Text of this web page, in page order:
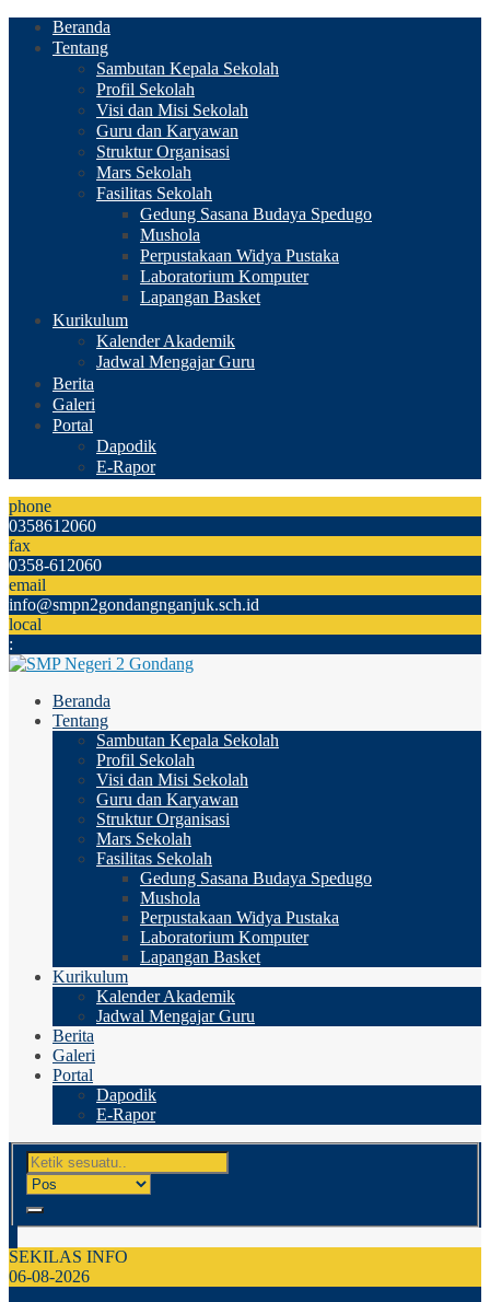
Beranda
Tentang
Sambutan Kepala Sekolah
Profil Sekolah
Visi dan Misi Sekolah
Guru dan Karyawan
Struktur Organisasi
Mars Sekolah
Fasilitas Sekolah
Gedung Sasana Budaya Spedugo
Mushola
Perpustakaan Widya Pustaka
Laboratorium Komputer
Lapangan Basket
Kurikulum
Kalender Akademik
Jadwal Mengajar Guru
Berita
Galeri
Portal
Dapodik
E-Rapor
phone
0358612060
fax
0358-612060
email
info@smpn2gondangnganjuk.sch.id
local
:
Beranda
Tentang
Sambutan Kepala Sekolah
Profil Sekolah
Visi dan Misi Sekolah
Guru dan Karyawan
Struktur Organisasi
Mars Sekolah
Fasilitas Sekolah
Gedung Sasana Budaya Spedugo
Mushola
Perpustakaan Widya Pustaka
Laboratorium Komputer
Lapangan Basket
Kurikulum
Kalender Akademik
Jadwal Mengajar Guru
Berita
Galeri
Portal
Dapodik
E-Rapor
SEKILAS INFO
06-08-2026